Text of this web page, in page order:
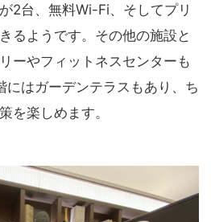
2台、無料Wi-Fi、そしてプリ
るようです。その他の施設と
ーやフィットネスセンターも
にはガーデンテラスもあり、ち
を楽しめます。